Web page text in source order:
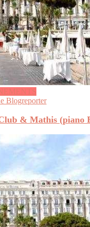
Blogreporter
& Mathis (piano